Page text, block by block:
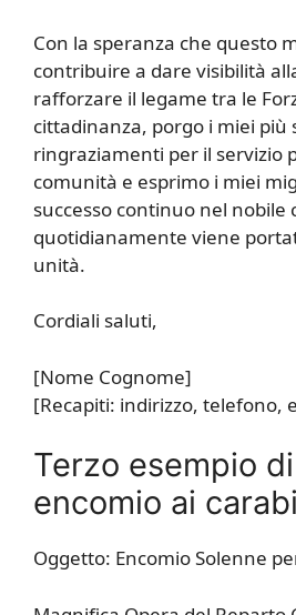
Con la speranza che questo
contribuire a dare visibilità
rafforzare il legame tra le
cittadinanza, porgo i miei più
ringraziamenti per il servizio
comunità e esprimo i miei
successo continuo nel nobile
quotidianamente viene
unità.
Cordiali saluti,
[Nome Cognome]
[Recapiti: indirizzo, telefono,
Terzo esempio
encomio ai
Oggetto: Encomio Solenne